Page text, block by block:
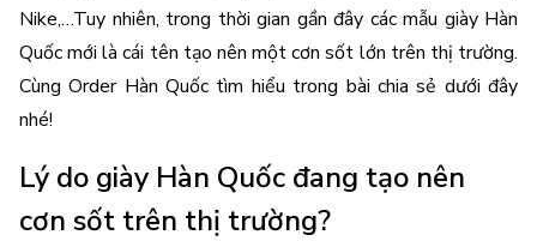
Nike,…Tuy nhiên, trong thời gian gần đây các mẫu giày Hàn
Quốc mới là cái tên tạo nên một cơn sốt lớn trên thị trường.
Cùng Order Hàn Quốc tìm hiểu trong bài chia sẻ dưới đây
nhé!
Lý do giày Hàn Quốc đang tạo nên
cơn sốt trên thị trường?